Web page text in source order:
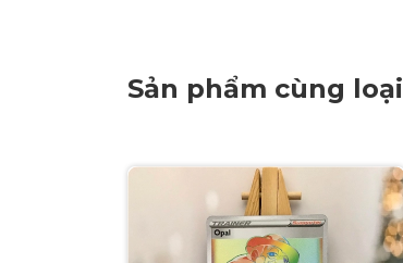
Sản phẩm cùng loại